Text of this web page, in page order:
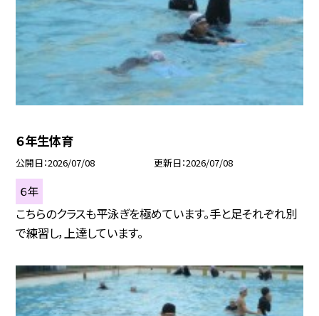
６年生体育
公開日 2026/07/08 更新日 2026/07/08
６年
こちらのクラスも平泳ぎを極めています。手と足それぞれ別
で練習し，上達しています。